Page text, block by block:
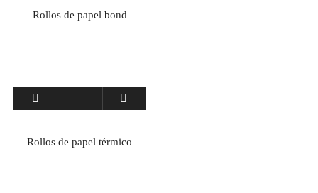
Rollos de papel bond
Rollos de papel térmico